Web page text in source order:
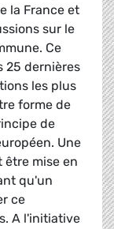
la France et
sur le
Ce
25 dernières
les plus
forme de
de
Une
mise en
qu'un
ce
A l'initiative